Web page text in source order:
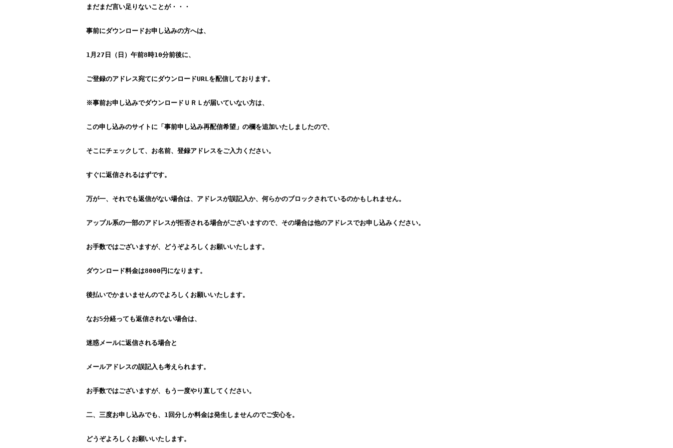
まだまだ言い足りないことが・・・
事前にダウンロードお申し込みの方へは、
1月27日（日）午前8時10分前後に、
ご登録のアドレス宛てにダウンロードURLを配信しております。
※事前お申し込みでダウンロードＵＲＬが届いていない方は、
この申し込みのサイトに「事前申し込み再配信希望」の欄を追加いたしましたので、
そこにチェックして、お名前、登録アドレスをご入力ください。
すぐに返信されるはずです。
万が一、それでも返信がない場合は、アドレスが誤記入か、何らかのブロックされているのかもしれません。
アップル系の一部のアドレスが拒否される場合がございますので、その場合は他のアドレスでお申し込みください。
お手数ではございますが、どうぞよろしくお願いいたします。
ダウンロード料金は8000円になります。
後払いでかまいませんのでよろしくお願いいたします。
なお5分経っても返信されない場合は、
迷惑メールに返信される場合と
メールアドレスの誤記入も考えられます。
お手数ではございますが、もう一度やり直してください。
二、三度お申し込みでも、1回分しか料金は発生しませんのでご安心を。
どうぞよろしくお願いいたします。